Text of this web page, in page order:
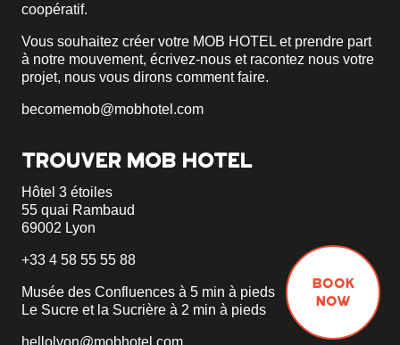
BOOK
NOW
coopératif.
Vous souhaitez créer votre MOB HOTEL et prendre part
à notre mouvement, écrivez-nous et racontez nous votre
projet, nous vous dirons comment faire.
becomemob@mobhotel.com
TROUVER MOB HOTEL
Hôtel 3 étoiles
55 quai Rambaud
69002 Lyon
+33 4 58 55 55 88
Musée des Confluences à 5 min à pieds
Le Sucre et la Sucrière à 2 min à pieds
hellolyon@mobhotel.com